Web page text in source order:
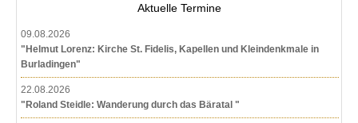
Aktuelle Termine
09.08.2026
"Helmut Lorenz: Kirche St. Fidelis, Kapellen und Kleindenkmale in
Burladingen"
22.08.2026
"Roland Steidle: Wanderung durch das Bäratal "